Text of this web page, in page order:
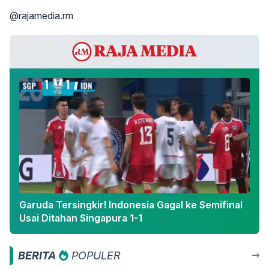
@rajamedia.rm
Garuda Tersingkir! Indonesia Gagal ke Semifinal
Usai Ditahan Singapura 1-1
BERITA POPULER